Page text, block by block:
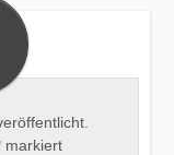
markiert